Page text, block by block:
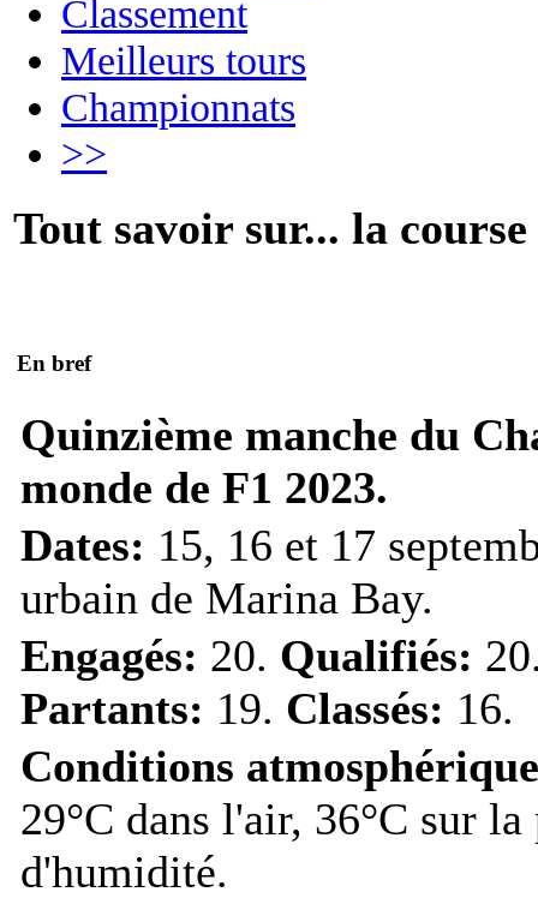
Classement
Meilleurs tours
Championnats
>>
Tout savoir sur... la course
En bref
Quinzième manche du
monde de F1 2023.
Dates: 15, 16 et 17
urbain de Marina Bay.
Engagés: 20. Qualifiés:
Partants: 19. Classés: 16.
Conditions
29°C dans l'air, 36°C sur
d'humidité.